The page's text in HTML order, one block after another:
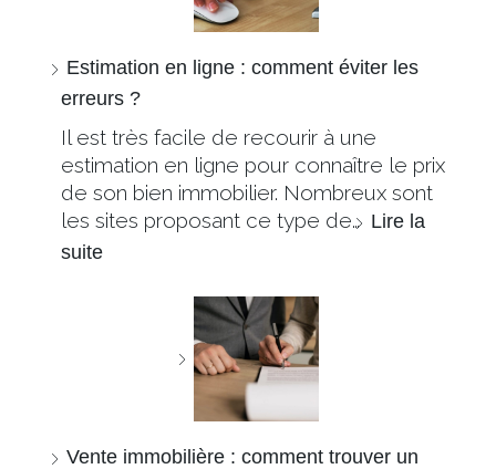
Estimation en ligne : comment éviter les
erreurs ?
Il est très facile de recourir à une
estimation en ligne pour connaître le prix
de son bien immobilier. Nombreux sont
les sites proposant ce type de… Lire la
suite
Vente immobilière : comment trouver un